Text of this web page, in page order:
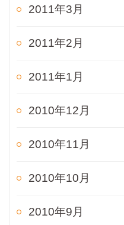
2011年3月
2011年2月
2011年1月
2010年12月
2010年11月
2010年10月
2010年9月